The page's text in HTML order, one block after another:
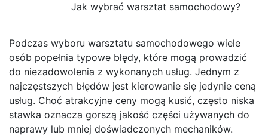
Jak wybrać warsztat samochodowy?
Podczas wyboru warsztatu samochodowego wiele
osób popełnia typowe błędy, które mogą prowadzić
do niezadowolenia z wykonanych usług. Jednym z
najczęstszych błędów jest kierowanie się jedynie ceną
usług. Choć atrakcyjne ceny mogą kusić, często niska
stawka oznacza gorszą jakość części używanych do
naprawy lub mniej doświadczonych mechaników.